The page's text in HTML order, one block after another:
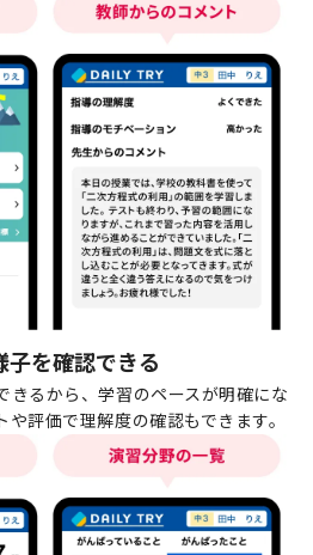
子を確認できる
きるから、学習のペースが明確にな
や評価で理解度の確認もできます。​